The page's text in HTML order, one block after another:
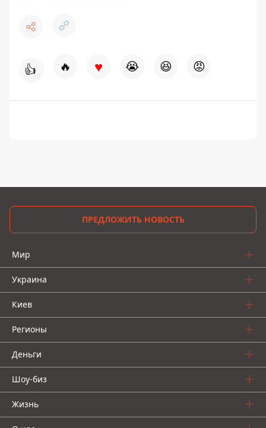
👍 🔥 ♥ 😭 😆 😡
ПРЕДЛОЖИТЬ НОВОСТЬ
Мир
Украина
Киев
Регионы
Деньги
Шоу-биз
Жизнь